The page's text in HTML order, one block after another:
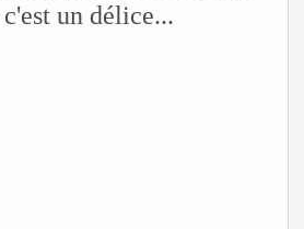
un délice...